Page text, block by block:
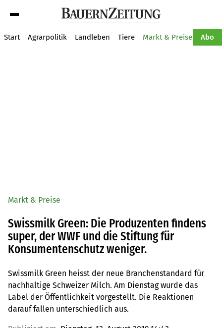
Start Agrarpolitik Landleben Tiere Markt & Preise Abo
Markt & Preise
Swissmilk Green: Die Produzenten findens
super, der WWF und die Stiftung für
Konsumentenschutz weniger.
Swissmilk Green heisst der neue Branchenstandard für
nachhaltige Schweizer Milch. Am Dienstag wurde das
Label der Öffentlichkeit vorgestellt. Die Reaktionen
darauf fallen unterschiedlich aus.